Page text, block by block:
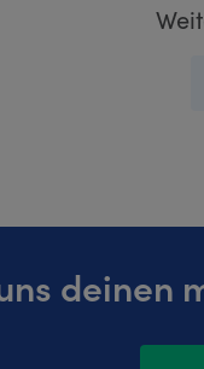
deinen